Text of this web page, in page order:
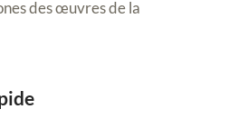
des œuvres de la